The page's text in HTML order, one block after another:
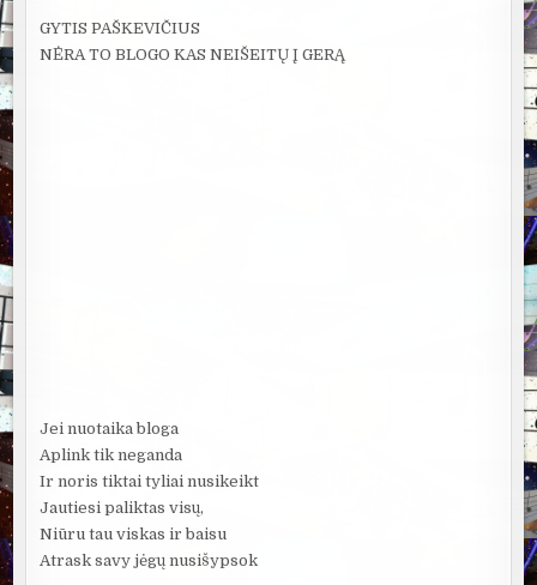
GYTIS PAŠKEVIČIUS
NĖRA TO BLOGO KAS NEIŠEITŲ Į GERĄ
Jei nuotaika bloga
Aplink tik neganda
Ir noris tiktai tyliai nusikeikt
Jautiesi paliktas visų,
Niūru tau viskas ir baisu
Atrask savy jėgų nusišypsok